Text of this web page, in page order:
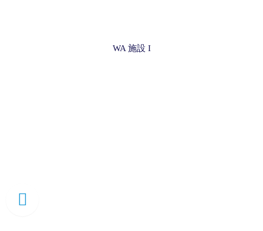
WA 施設 I